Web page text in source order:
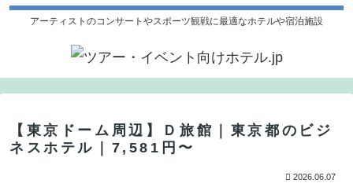
アーティストのコンサートやスポーツ観戦に最適なホテルや宿泊施設
【東京ドーム周辺】Ｄ旅館｜東京都のビジ
ネスホテル｜7,581円〜
2026.06.07